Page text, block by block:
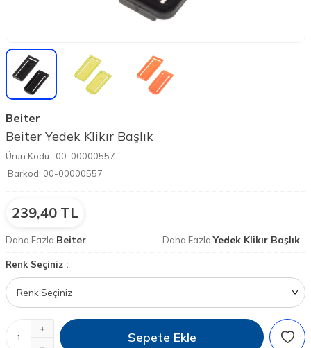
Beiter
Beiter Yedek Klikır Başlık
Ürün Kodu: 00-00000557
Barkod: 00-00000557
239,40 TL
Daha Fazla Beiter Daha FazlaYedek Klikır Başlık
Renk Seçiniz :
Sepete Ekle